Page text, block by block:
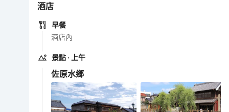
酒店
早餐
酒店內
景點 · 上午
佐原水鄉